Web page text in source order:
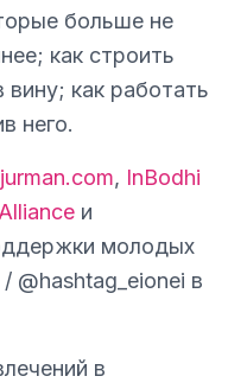
больше не
как строить
вину; как работать
него.
, InBodhi
и
молодых
в
в